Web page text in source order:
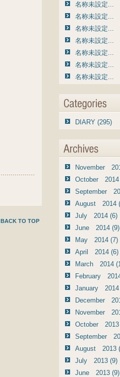
BACK TO TOP
名称未設定...
名称未設定...
名称未設定...
名称未設定...
名称未設定...
名称未設定...
名称未設定...
DIARY (295)
November
October 2014
September
August 2014
July 2014 (6)
June 2014 (9)
May 2014 (7)
April 2014 (6)
March 2014
February
January 2014
December
November
October 2013
September
August 2013
July 2013 (9)
June 2013 (9)